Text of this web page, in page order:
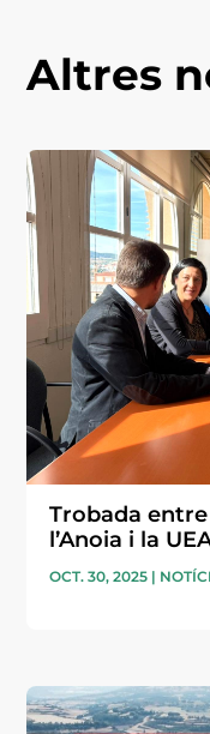
Altres
Trobada
l’Anoia i la
OCT. 30, 2025 |